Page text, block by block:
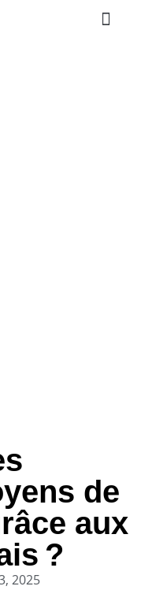
de
aux
?
2025